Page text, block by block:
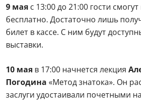
9 мая с 13:00 до 21:00 гости
бесплатно. Достаточно лишь
билет в кассе. С ним будут
выставки.
10 мая в 17:00 начнется лекция
Погодина «Метод знатока». Он
заслуги удостаивали почетными